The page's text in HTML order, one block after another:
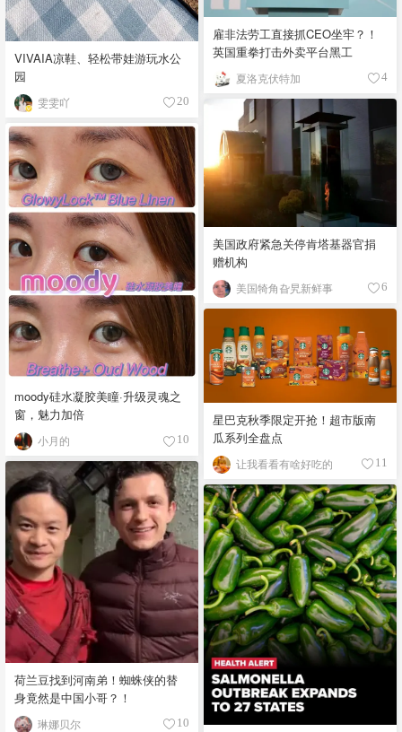
VIVAIA凉鞋、轻松带娃游玩水公
园
雯雯吖 20
雇非法劳工直接抓CEO坐牢？！
英国重拳打击外卖平台黑工
夏洛克伏特加 4
美国政府紧急关停肯塔基器官捐
赠机构
美国犄角旮旯新鲜事 6
moody硅水凝胶美瞳·升级灵魂之
窗，魅力加倍
小月的 10
星巴克秋季限定开抢！超市版南
瓜系列全盘点
让我看看有啥好吃的 11
荷兰豆找到河南弟！蜘蛛侠的替
身竟然是中国小哥？！
琳娜贝尔 10